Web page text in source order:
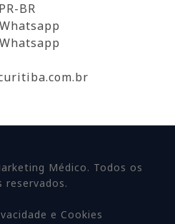
BR
Médico. Todos os
reservados.
e Cookies